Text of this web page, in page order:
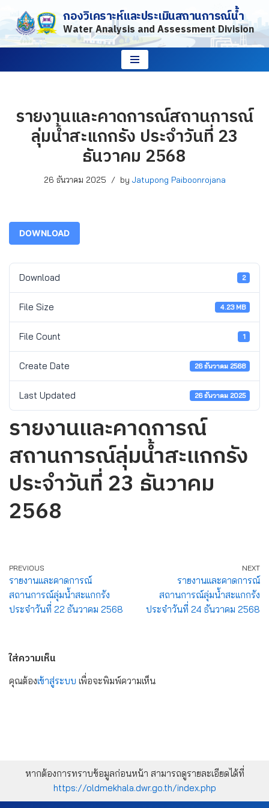
Skip
to
กองวิเคราะห์และประเมินสถานการณ์น้ำ
Water Analysis and Assessment Division
รายงานและคาดการณ์สถานการณ์
ลุ่มน้ำสะแกกรัง ประจำวันที่ 23
ธันวาคม 2568
26 ธันวาคม 2025 by Jatupong Paiboonrojana
DOWNLOAD
Download 2
File Size 4.23 MB
File Count 1
Create Date 26 ธันวาคม 2568
Last Updated 26 ธันวาคม 2025
รายงานและคาดการณ์
สถานการณ์ลุ่มน้ำสะแกกรัง
ประจำวันที่ 23 ธันวาคม
2568
PREVIOUS
รายงานและคาดการณ์
สถานการณ์ลุ่มน้ำสะแกกรัง
ประจำวันที่ 22 ธันวาคม 2568
NEXT
รายงานและคาดการณ์
สถานการณ์ลุ่มน้ำสะแกกรัง
ประจำวันที่ 24 ธันวาคม 2568
ใส่ความเห็น
คุณต้องเข้าสู่ระบบ เพื่อจะพิมพ์ความเห็น
หากต้องการทราบข้อมูลก่อนหน้า สามารถดูรายละเอียดได้ที่
https://oldmekhala.dwr.go.th/index.php